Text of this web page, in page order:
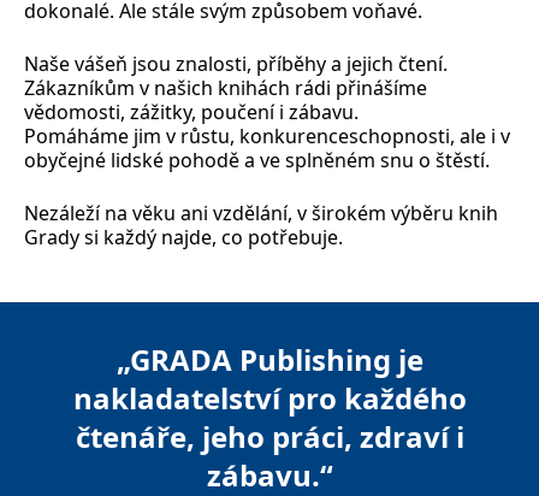
dokonalé. Ale stále svým způsobem voňavé.
Naše vášeň jsou znalosti, příběhy a jejich čtení.
Zákazníkům v našich knihách rádi přinášíme
vědomosti, zážitky, poučení i zábavu.
Pomáháme jim v růstu, konkurenceschopnosti, ale i v
obyčejné lidské pohodě a ve splněném snu o štěstí.
Nezáleží na věku ani vzdělání, v širokém výběru knih
Grady si každý najde, co potřebuje.
„GRADA Publishing je
nakladatelství pro každého
čtenáře, jeho práci, zdraví i
zábavu.“
služba
zapamatování
předvoleb
souhlasu se
cookie
návštěvníků.
Je nutné, aby
cookie
Cookie-
PHPSESSID
PHP.net
Zavřením
Cookie
založenými
na jazyce
PHP. Toto je
univerzální
identifikátor
používaný k